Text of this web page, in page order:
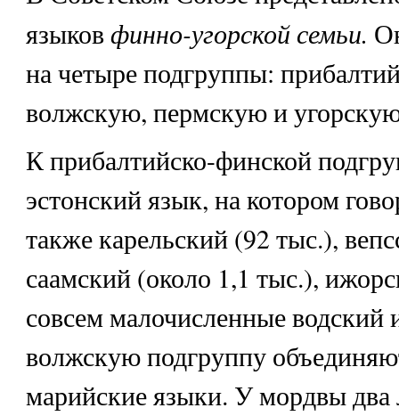
языков финно-угорской семьи.
на четыре подгруппы:
волжскую, пермскую и
К прибалтийско-финской
эстонский язык, на котором
также карельский (92 тыс.),
саамский (около 1,1 тыс.),
совсем малочисленные
волжскую подгруппу
марийские языки. У мордвы два